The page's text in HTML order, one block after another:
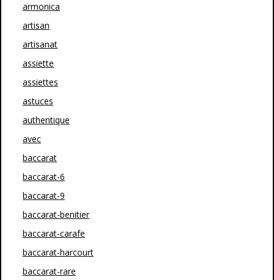
armonica
artisan
artisanat
assiette
assiettes
astuces
authentique
avec
baccarat
baccarat-6
baccarat-9
baccarat-benitier
baccarat-carafe
baccarat-harcourt
baccarat-rare